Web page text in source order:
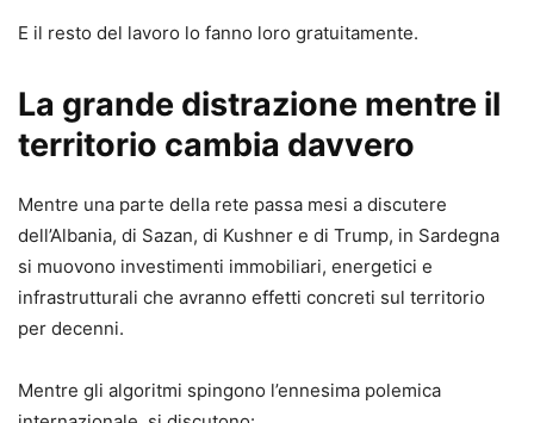
E il resto del lavoro lo fanno loro gratuitamente.
La grande distrazione mentre il
territorio cambia davvero
Mentre una parte della rete passa mesi a discutere
dell’Albania, di Sazan, di Kushner e di Trump, in Sardegna
si muovono investimenti immobiliari, energetici e
infrastrutturali che avranno effetti concreti sul territorio
per decenni.
Mentre gli algoritmi spingono l’ennesima polemica